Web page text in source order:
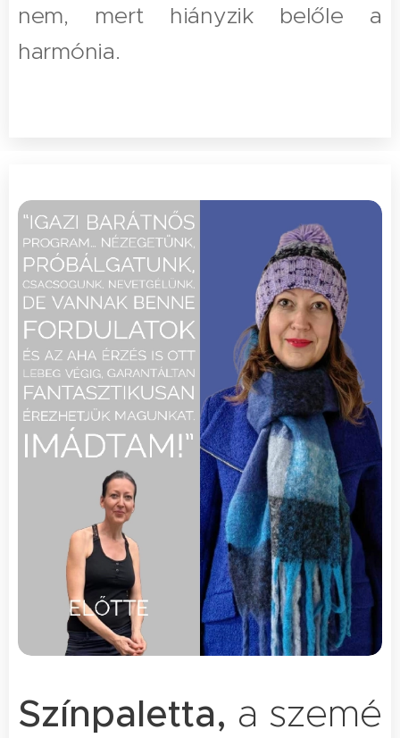
nem, mert hiányzik belőle a
harmónia.
Színpaletta, a szemé